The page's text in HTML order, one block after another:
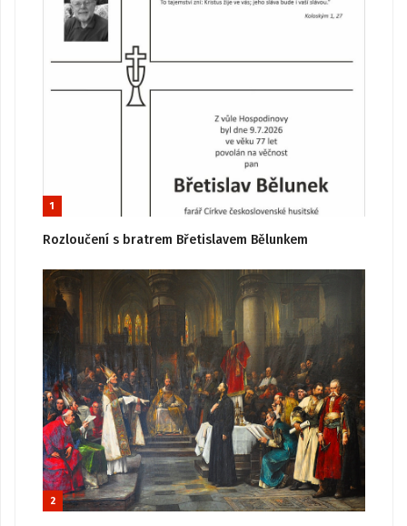
1
Rozloučení s bratrem Břetislavem Bělunkem
2